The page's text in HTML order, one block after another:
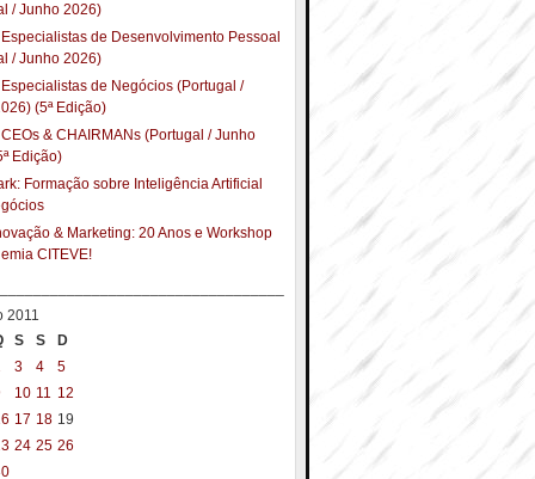
/ Junho 2026)
de Desenvolvimento Pessoal
/ Junho 2026)
de Negócios (Portugal /
(5ª Edição)
& CHAIRMANs (Portugal / Junho
Edição)
Formação sobre Inteligência Artificial
& Marketing: 20 Anos e Workshop
CITEVE!
2011
S S
D
3 4
5
10 11 12
17 18 19
24 25 26